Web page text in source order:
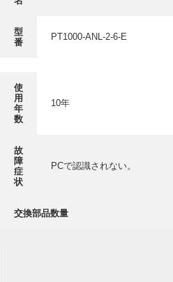
型
番
PT1000-ANL-2-6-E
使
用
年
数
10年
故
障
症
状
PCで認識されない。
交換部品数量